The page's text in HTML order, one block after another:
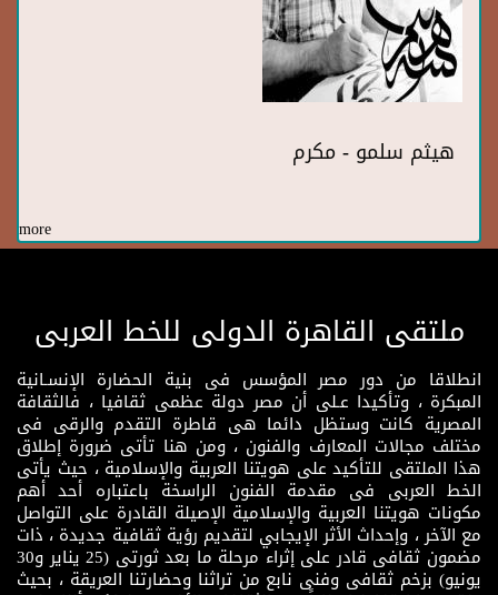
هيثم سلمو - مكرم
more
ملتقى القاهرة الدولى للخط العربى
انطلاقا من دور مصر المؤسس فى بنية الحضارة الإنسـانية
المبكرة ، وتأكيدا عـلى أن مصر دولة عظمى ثقافيا ، فالثقافة
المصرية كانت وستظل دائما هى قاطرة التقدم والرقى فى
مختلف مجالات المعارف والفنون ، ومن هنا تأتى ضرورة إطلاق
هذا الملتقى للتأكيد على هويتنا العربية والإسلامية ، حيث يأتى
الخط العربى فى مقدمة الفنون الراسخة باعتباره أحد أهم
مكونات هويتنا العربية والإسلامية الإصيلة القادرة على التواصل
مع الآخر ، وإحداث الأثر الإيجابي لتقديم رؤية ثقافية جديدة ، ذات
مضمون ثقافى قادر على إثراء مرحلة ما بعد ثورتى (25 يناير و30
يونيو) بزخم ثقافى وفنى نابع من تراثنا وحضارتنا العريقة ، بحيث